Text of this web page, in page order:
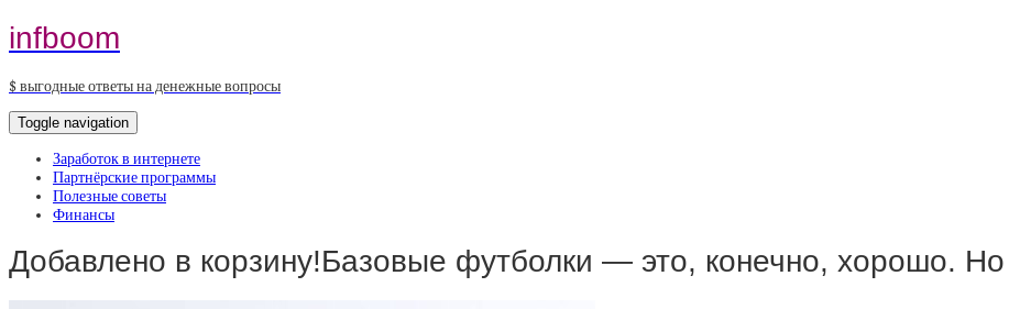
infboom
$ выгодные ответы на денежные вопросы
Toggle navigation
Заработок в интернете
Партнёрские программы
Полезные советы
Финансы
Добавлено в корзину!Базовые футболки — это, конечно, хорошо.